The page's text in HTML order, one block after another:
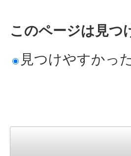
このページは見つ
見つけやすかっ